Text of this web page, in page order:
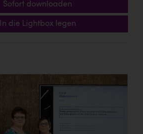
Sofort downloaden
In die Lightbox legen